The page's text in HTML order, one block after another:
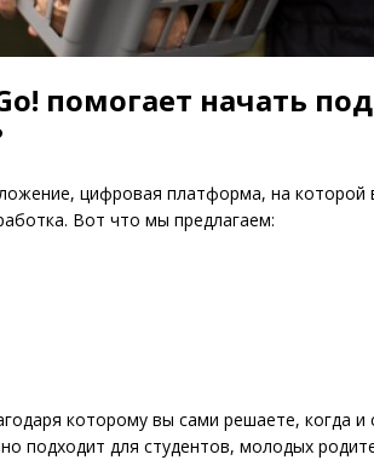
помогает начать
цифровая платформа, на
Вот что мы предлагаем:
которому вы сами решаете, когда и
подходит для студентов, молодых